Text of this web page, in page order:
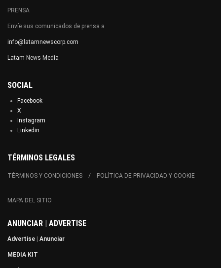
PRENSA
Envíe sus comunicados de prensa a
info@latamnewscorp.com
Latam News Media
SOCIAL
Facebook
X
Instagram
Linkedin
TÉRMINOS LEGALES
TÉRMINOS Y CONDICIONES POLÍTICA DE PRIVACIDAD Y COOKIE
MAPA DEL SITIO
ANUNCIAR | ADVERTISE
Advertise Anunciar
MEDIA KIT